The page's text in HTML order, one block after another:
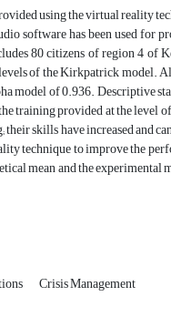
using the virtual reality
software has been used for
80 citizens of region 4
of the Kirkpatrick model.
of 0.936. Descriptive
training provided at the level
skills have increased and
technique to improve the
mean and the
Crisis Management